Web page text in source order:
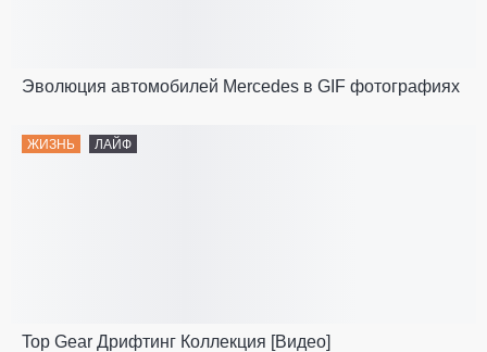
Эволюция автомобилей Mercedes в GIF фотографиях
ЖИЗНЬ ЛАЙФ
Top Gear Дрифтинг Коллекция [Видео]